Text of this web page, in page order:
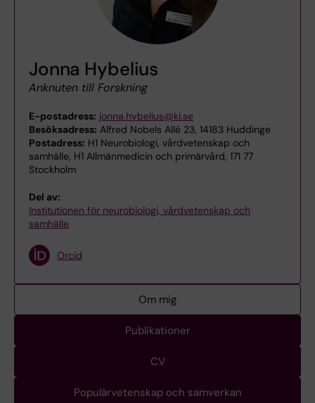
Jonna Hybelius
Anknuten till Forskning
E-postadress: jonna.hybelius@ki.se
Besöksadress: Alfred Nobels Allé 23, 14183 Huddinge
Postadress: H1 Neurobiologi, vårdvetenskap och
samhälle, H1 Allmänmedicin och primärvård, 171 77
Stockholm
Del av:
Institutionen för neurobiologi, vårdvetenskap och
samhälle
Orcid
Om mig
Publikationer
CV
Populärvetenskap och samverkan